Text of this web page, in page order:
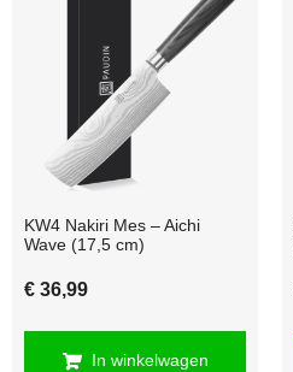
KW4 Nakiri Mes – Aichi
Wave (17,5 cm)
€ 36,99
In winkelwagen